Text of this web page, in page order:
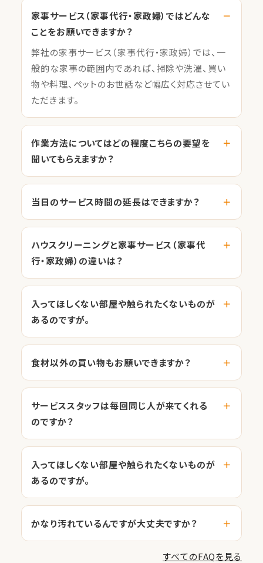
家事サービス（家事代行・家政婦）ではどんな
ことをお願いできますか？
弊社の家事サービス（家事代行・家政婦）では、一
般的な家事の範囲内であれば、掃除や洗濯、買い
物や料理、ペットのお世話など幅広く対応させてい
ただきます。
作業方法についてはどの程度こちらの要望を
聞いてもらえますか？
当日のサービス時間の延長はできますか？
ハウスクリーニングと家事サービス（家事代
行・家政婦）の違いは？
入ってほしくない部屋や触られたくないものが
あるのですが。
食材以外の買い物もお願いできますか？
サービススタッフは毎回同じ人が来てくれる
のですか？
入ってほしくない部屋や触られたくないものが
あるのですが。
かなり汚れているんですが大丈夫ですか？
すべてのFAQを見る